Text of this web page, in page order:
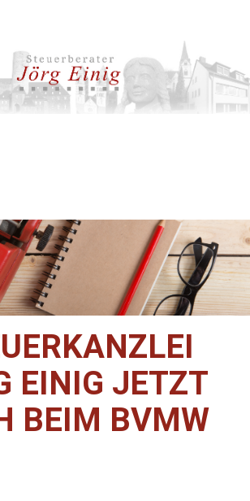
EINIG JETZT
BEIM BVMW